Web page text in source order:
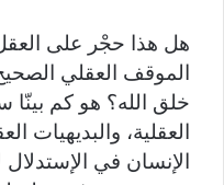
هل هذا حجْر على
الموقف العقلي
خلق الله؟ هو كم بينّا
العقلية، والبديهيات
الإنسان في الإستدلال